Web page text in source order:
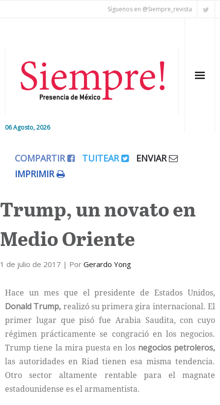
Síguenos en @Siempre_revista
06 Agosto, 2026
Editorial
Colaboradores
Internacional
Cultura
COMPARTIR TUITEAR
ENVIAR
IMPRIMIR
Trump, un novato en
Medio Oriente
1 de julio de 2017 | Por Gerardo Yong
Hace un mes que el presidente de Estados Unidos,
Donald Trump, realizó su primera gira internacional. El
primer lugar que pisó fue Arabia Saudita, con cuyo
régimen prácticamente se congració en los negocios.
Trump tiene la mira puesta en los negocios petroleros,
las autoridades en Riad tienen esa misma tendencia.
Otro sector altamente rentable para el magnate
estadounidense es el armamentista.